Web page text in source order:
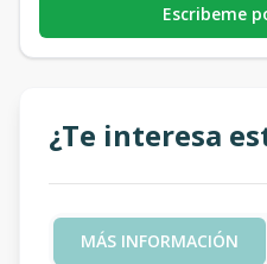
Escribeme
¿Te interesa
MÁS INFORMACIÓN